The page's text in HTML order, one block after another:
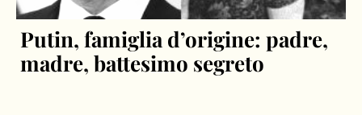
Putin, famiglia d’origine: padre,
madre, battesimo segreto